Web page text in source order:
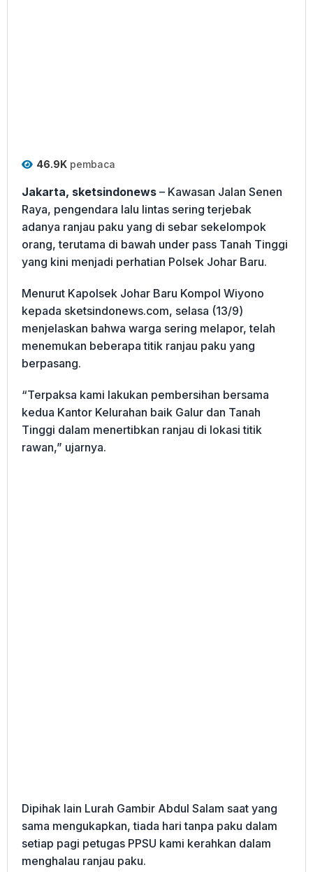
46.9K pembaca
Jakarta, sketsindonews – Kawasan Jalan Senen
Raya, pengendara lalu lintas sering terjebak
adanya ranjau paku yang di sebar sekelompok
orang, terutama di bawah under pass Tanah Tinggi
yang kini menjadi perhatian Polsek Johar Baru.
Menurut Kapolsek Johar Baru Kompol Wiyono
kepada sketsindonews.com, selasa (13/9)
menjelaskan bahwa warga sering melapor, telah
menemukan beberapa titik ranjau paku yang
berpasang.
“Terpaksa kami lakukan pembersihan bersama
kedua Kantor Kelurahan baik Galur dan Tanah
Tinggi dalam menertibkan ranjau di lokasi titik
rawan,” ujarnya.
Dipihak lain Lurah Gambir Abdul Salam saat yang
sama mengukapkan, tiada hari tanpa paku dalam
setiap pagi petugas PPSU kami kerahkan dalam
menghalau ranjau paku.